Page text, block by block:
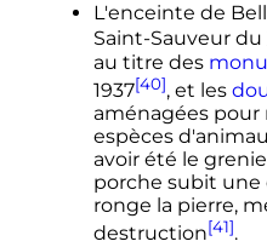
L'enceinte de
Saint-Sauveur du
au titre des
1937[40], et les
aménagées
espèces
avoir été le
porche subit une
ronge la pierre,
destruction[41].